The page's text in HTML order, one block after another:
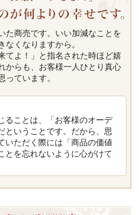
た商売です。いい加減なことを
なくなりますから。
てよ！」と指名された時ほど嬉
からも、お客様一人ひとり真心
っています。
ることは、「お客様のオーデ
ということです。だから、思
いただく際には「商品の価値
とを忘れないように心がけて